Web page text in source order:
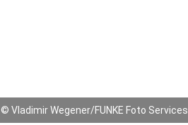
© Vladimir Wegener/FUNKE Foto Services